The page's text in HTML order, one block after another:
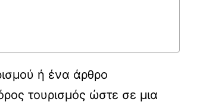
ή ένα άρθρο
τουρισμός ώστε σε μια